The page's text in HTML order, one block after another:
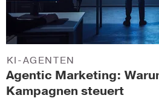
Agentic Marketing:
Kampagnen steuert
KI-AGENTEN